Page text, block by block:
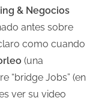
& Negocios
antes sobre
como cuando
(una
“bridge Jobs” (en
ver su video